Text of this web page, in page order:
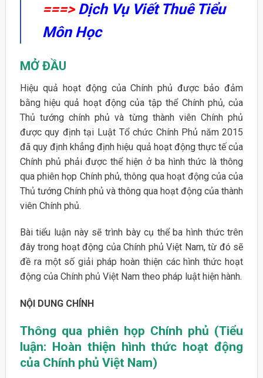
===> Dịch Vụ Viết Thuê Tiểu
Môn Học
MỞ ĐẦU
Hiệu quả hoạt động của Chính phủ được bảo đảm
bằng hiệu quả hoạt động của tập thể Chính phủ, của
Thủ tướng chính phủ và từng thành viên Chính phủ
được quy định tại Luật Tổ chức Chính Phủ năm 2015
đã quy định khẳng định hiệu quả hoạt động thực tế của
Chính phủ phải được thể hiện ở ba hình thức là thông
qua phiên họp Chính phủ, thông qua hoạt động của của
Thủ tướng Chính phủ và thông qua hoạt động của thành
viên Chính phủ.
Bài tiểu luận này sẽ trình bày cụ thể ba hình thức trên
đây trong hoạt động của Chính phủ Việt Nam, từ đó sẽ
đề ra một số giải pháp hoàn thiện các hình thức hoạt
động của Chính phủ Việt Nam theo pháp luật hiện hành.
NỘI DUNG CHÍNH
Thông qua phiên họp Chính phủ (Tiểu
luận: Hoàn thiện hình thức hoạt động
của Chính phủ Việt Nam)